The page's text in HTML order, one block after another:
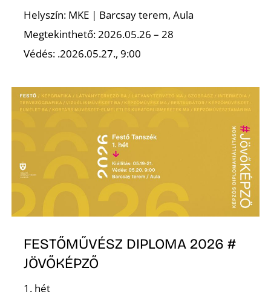
Helyszín: MKE | Barcsay terem, Aula
Megtekinthető: 2026.05.26 – 28
Védés: .2026.05.27., 9:00
FESTŐMŰVÉSZ DIPLOMA 2026 #
JÖVŐKÉPZŐ
1. hét